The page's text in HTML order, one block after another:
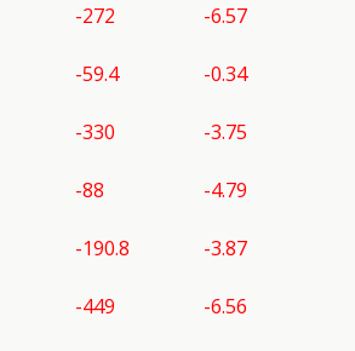
-272 -6.57
-59.4 -0.34
-330 -3.75
-88 -4.79
-190.8 -3.87
-449 -6.56